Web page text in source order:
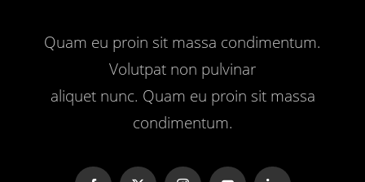
Quam eu proin sit massa condimentum.
Volutpat non pulvinar
aliquet nunc. Quam eu proin sit massa
condimentum.